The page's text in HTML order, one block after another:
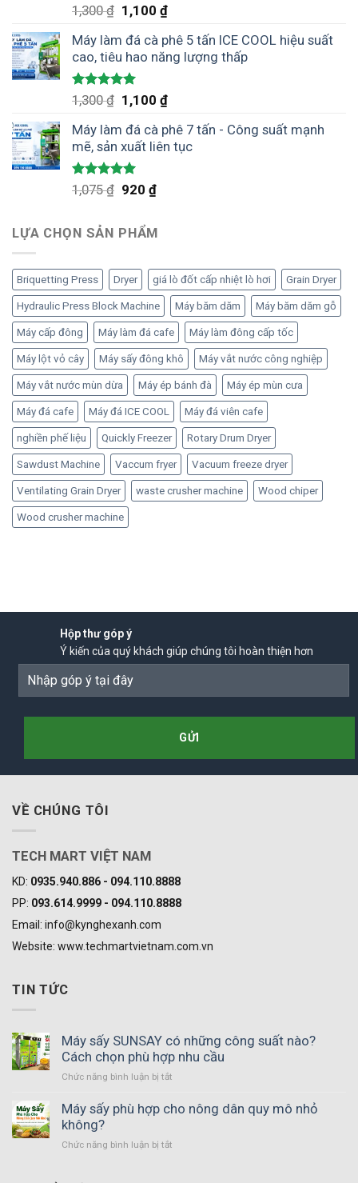
Được xếp
hạng
4.75
5 sao
1,300₫ Giá
là:
1,300 ₫.
1,100₫Giá
tại
là:
Máy làm đá cà phê 5 tấn ICE COOL hiệu suất
cao, tiêu hao năng lượng thấp
Được xếp
hạng
5.00
5 sao
1,300₫ Giá
là:
1,300 ₫.
1,100₫Giá
tại
là:
Máy làm đá cà phê 7 tấn - Công suất mạnh
mẽ, sản xuất liên tục
Được xếp
hạng
5.00
1,075₫ Giá
1,075 ₫.
920₫Giá
là:
LỰA CHỌN SẢN PHẨM
Briquetting Press Dryer giá lò đốt cấp nhiệt lò hơi Grain Dryer
Hydraulic Press Block Machine Máy băm dăm Máy băm dăm gỗ
Máy cấp đông Máy làm đá cafe Máy làm đông cấp tốc
Máy lột vỏ cây Máy sấy đông khô Máy vắt nước công nghiệp
Máy vắt nước mùn dừa Máy ép bánh đà Máy ép mùn cưa
Máy đá cafe Máy đá ICE COOL Máy đá viên cafe
nghiền phế liệu Quickly Freezer Rotary Drum Dryer
Sawdust Machine Vaccum fryer Vacuum freeze dryer
Ventilating Grain Dryer waste crusher machine Wood chiper
Wood crusher machine
Hộp thư góp ý
Ý kiến của quý khách giúp chúng tôi hoàn thiện hơn
VỀ CHÚNG TÔI
TECH MART VIỆT NAM
KD: 0935.940.886 - 094.110.8888
PP: 093.614.9999 - 094.110.8888
Email: info@kynghexanh.com
Website: www.techmartvietnam.com.vn
TIN TỨC
Máy sấy SUNSAY có những công suất nào?
Cách chọn phù hợp nhu cầu
Chức năng bình luận bị tắt
sấy
Máy sấy phù hợp cho nông dân quy mô nhỏ
không?
Chức năng bình luận bị tắt